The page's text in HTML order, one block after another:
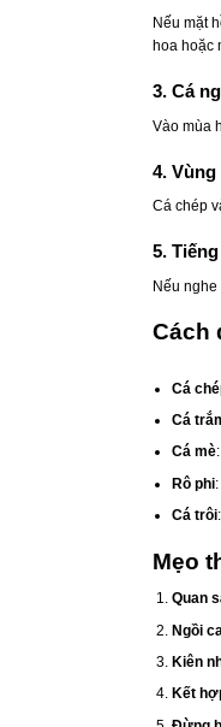
Nếu mặt
hoa hoặc
3. Cá
Vào mùa
4.
Cá chép
5.
Nếu nghe
Cách
Cá
Cá
Cá mè
Rô phi
Cá trôi
Mẹo
Quan
Ngồi
Kiên
Kết